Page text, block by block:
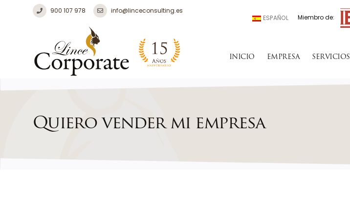
900 107 978
info@linceconsulting.es
ESPAÑOL
Miembro de:
INICIO EMPRESA SERVICIOS
Quiero vender mi empresa